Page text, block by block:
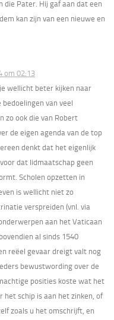
die Pater. Hij gaf aan dat een
kan zijn van een nieuwe en
om 02:13
wellicht beter kijken naar
bedoelingen van veel
zo ook die van Robert
de eigen agenda van de top
denkt dat het eigenlijk
dat lidmaatschap geen
Scholen opzetten in
is wellicht niet zo
verspreiden (vnl. via
aan het Vaticaan
al sinds 1540
reëel gevaar dreigt valt nog
bewustwording over de
posities koste wat het
schip is aan het zinken, of
zoals u het omschrijft, en